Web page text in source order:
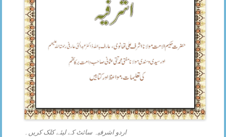
اردو اشرفیہ سائٹ کے لیئے کلک کریں۔